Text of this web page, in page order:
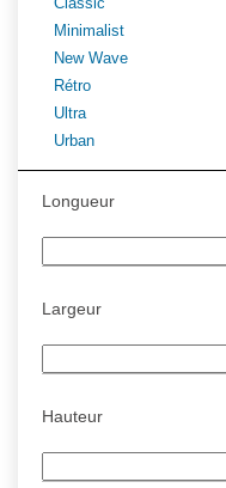
Minimalist
New Wave
Rétro
Ultra
Urban
Longueur
Largeur
Hauteur